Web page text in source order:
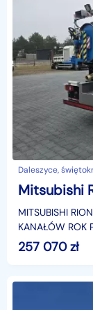
Daleszyce,
MITSUBISHI
KANAŁÓW
brudną wodę
kmWłasny sil
257 070zł